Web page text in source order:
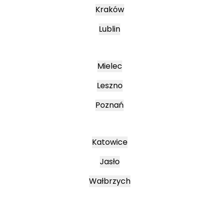
Kraków
Lublin
Mielec
Leszno
Poznań
Katowice
Jasło
Wałbrzych